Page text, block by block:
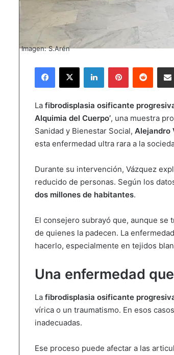
Imagen: S.Arén
Facebook
X LinkedInPinterestReddit
La fibrodisplasia osificante
Alquimia del Cuerpo’, una muestra
Sanidad y Bienestar Social, Alejandro
esta enfermedad ultra rara a la
Durante su intervención, Vázquez
reducido de personas. Según los
dos millones de habitantes.
El consejero subrayó que, aunque
de quienes la padecen. La
hacerlo, especialmente en tejidos
Una enfermedad
La fibrodisplasia osificante
vírica o un traumatismo. En esos
inadecuadas.
Ese proceso puede afectar a las